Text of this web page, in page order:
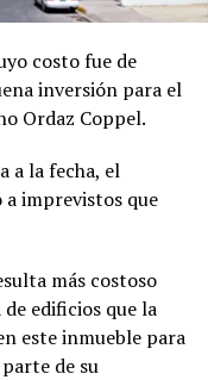
costo fue de
inversión para el
Ordaz Coppel.
a la fecha, el
imprevistos que
más costoso
edificios que la
este inmueble para
de su